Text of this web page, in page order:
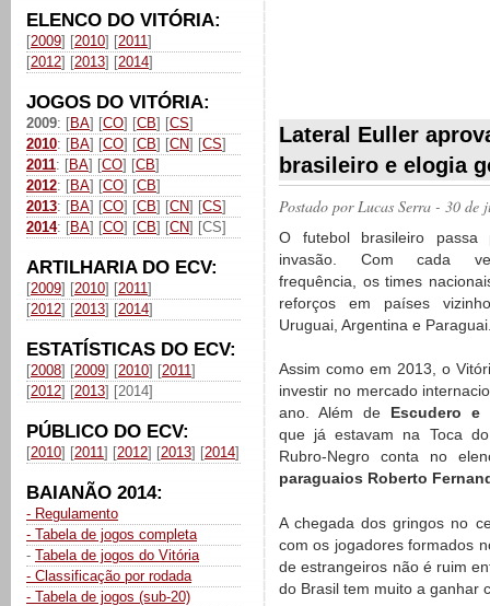
ELENCO DO VITÓRIA:
[2009] [2010] [2011]
[2012] [2013] [2014]
JOGOS DO VITÓRIA:
2009: [BA] [CO] [CB] [CS]
2010: [BA] [CO] [CB] [CN] [CS]
2011: [BA] [CO] [CB]
2012: [BA] [CO] [CB]
2013: [BA] [CO] [CB] [CN] [CS]
2014: [BA] [CO] [CB] [CN] [CS]
ARTILHARIA DO ECV:
[2009] [2010] [2011]
[2012] [2013] [2014]
ESTATÍSTICAS DO ECV:
[2008] [2009] [2010] [2011]
[2012] [2013] [2014]
PÚBLICO DO ECV:
[2010] [2011] [2012] [2013] [2014]
BAIANÃO 2014:
- Regulamento
- Tabela de jogos completa
- Tabela de jogos do Vitória
- Classificação por rodada
- Tabela de jogos (sub-20)
Lateral Euller
brasileiro e elogia
Postado porLucas Serra - 30 de
O futebol brasileiro passa
invasão. Com cada
frequência, os times
reforços em países
Uruguai, Argentina e
Assim como em 2013, o
investir no mercado
ano. Além de Escudero e
que já estavam na Toca
Rubro-Negro conta no
paraguaios Roberto
A chegada dos gringos no
com os jogadores formados
de estrangeiros não é ruim
do Brasil tem muito a ganhar